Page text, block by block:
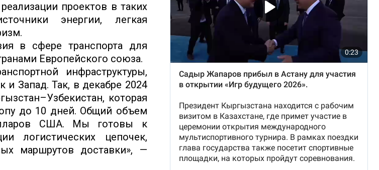
проектов в таких
энергии, легкая
в сфере транспорта для
Европейского союза.
инфраструктуры,
Запад. Так, в декабре 2024
которая
до 10 дней. Общий объем
США. Мы готовы к
логистических цепочек,
маршрутов доставки», —